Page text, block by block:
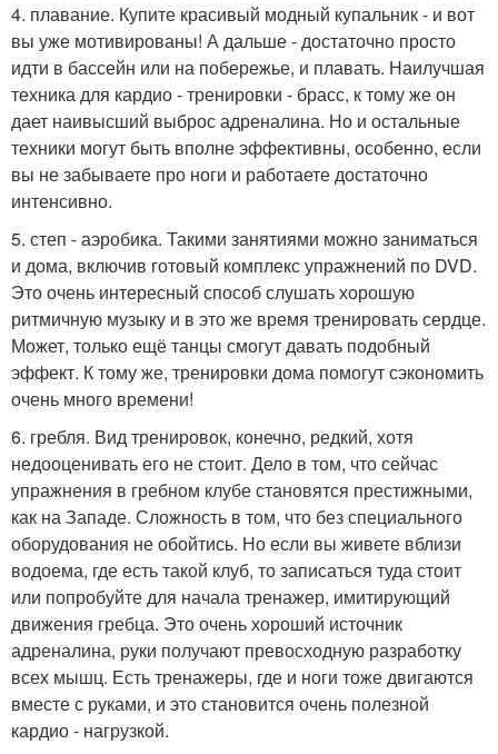
4. плавание. Купите красивый модный купальник - и вот
вы уже мотивированы! А дальше - достаточно просто
идти в бассейн или на побережье, и плавать. Наилучшая
техника для кардио - тренировки - брасс, к тому же он
дает наивысший выброс адреналина. Но и остальные
техники могут быть вполне эффективны, особенно, если
вы не забываете про ноги и работаете достаточно
интенсивно.
5. степ - аэробика. Такими занятиями можно заниматься
и дома, включив готовый комплекс упражнений по DVD.
Это очень интересный способ слушать хорошую
ритмичную музыку и в это же время тренировать сердце.
Может, только ещё танцы смогут давать подобный
эффект. К тому же, тренировки дома помогут сэкономить
очень много времени!
6. гребля. Вид тренировок, конечно, редкий, хотя
недооценивать его не стоит. Дело в том, что сейчас
упражнения в гребном клубе становятся престижными,
как на Западе. Сложность в том, что без специального
оборудования не обойтись. Но если вы живете вблизи
водоема, где есть такой клуб, то записаться туда стоит
или попробуйте для начала тренажер, имитирующий
движения гребца. Это очень хороший источник
адреналина, руки получают превосходную разработку
всех мышц. Есть тренажеры, где и ноги тоже двигаются
вместе с руками, и это становится очень полезной
кардио - нагрузкой.